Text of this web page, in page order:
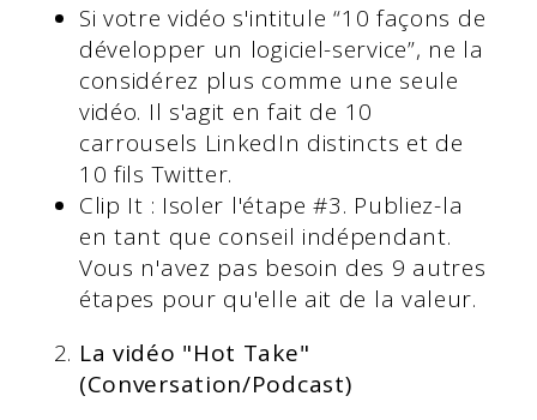
Si votre vidéo s'intitule “10 façons de
développer un logiciel-service”, ne la
considérez plus comme une seule
vidéo. Il s'agit en fait de 10
carrousels LinkedIn distincts et de
10 fils Twitter.
Clip It : Isoler l'étape #3. Publiez-la
en tant que conseil indépendant.
Vous n'avez pas besoin des 9 autres
étapes pour qu'elle ait de la valeur.
La vidéo "Hot Take"
(Conversation/Podcast)